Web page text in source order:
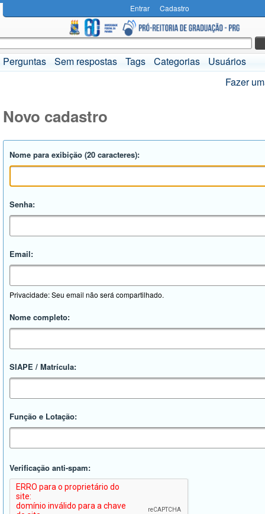
Entrar Cadastro
Perguntas Sem respostas Tags Categorias
Usuários
Fazer
Novo cadastro
Nome para exibição (20 caracteres):
Senha:
Email:
Privacidade: Seu email não será compartilhado.
Nome completo:
SIAPE / Matrícula:
Função e Lotação:
Verificação anti-spam: